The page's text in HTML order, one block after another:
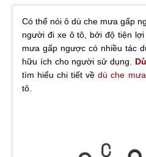
Có thể nói ô dù che mưa gấp
người đi xe ô tô, bởi độ tiện
mưa gấp ngược có nhiều tác
hữu ích cho người sử dụng.
tìm hiểu chi tiết vềdù che
tô.